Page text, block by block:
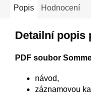
Popis Hodnocení
Detailní popis
PDF soubor
návod,
záznamovou